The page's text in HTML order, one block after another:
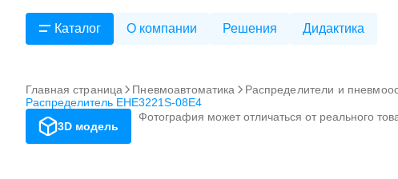
Каталог О компании Решения Дидактика
Главная страница Пневмоавтоматика Распределители и
Распределитель EHE3221S-08E4
3D модель
Фотография может отличаться от реального